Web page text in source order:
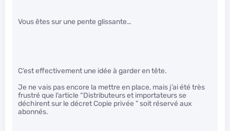
Vous êtes sur une pente glissante…
C’est effectivement une idée à garder en tête.
Je ne vais pas encore la mettre en place, mais j’ai été très
frustré que l’article “Distributeurs et importateurs se
déchirent sur le décret Copie privée ” soit réservé aux
abonnés.